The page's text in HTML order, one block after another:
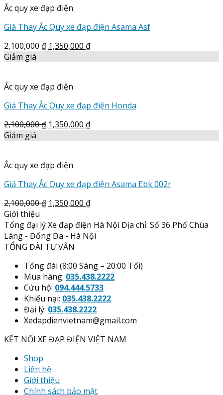
Ắc quy xe đạp điện
Giá Thay Ắc Quy xe đạp điện Asama Asf
2,100,000₫ 1,350,000 ₫
Giảm giá
Ắc quy xe đạp điện
Giá Thay Ắc Quy xe đạp điện Honda
2,100,000₫ 1,350,000 ₫
Giảm giá
Ắc quy xe đạp điện
Giá Thay Ắc Quy xe đạp điện Asama Ebk 002r
2,100,000₫ 1,350,000 ₫
Giới thiệu
Tổng đại lý Xe đạp điện Hà Nội Địa chỉ: Số 36 Phố Chùa
Láng - Đống Đa - Hà Nội
TỔNG ĐÀI TƯ VẤN
Tổng đài (8:00 Sáng – 20:00 Tối)
Mua hàng: 035.438.2222
Cứu hộ: 094.444.5733
Khiếu nại: 035.438.2222
Đại lý: 035.438.2222
Xedapdienvietnam@gmail.com
KẾT NỐI XE ĐẠP ĐIỆN VIỆT NAM
Shop
Liên hệ
Giới thiệu
Chính sách bảo mật